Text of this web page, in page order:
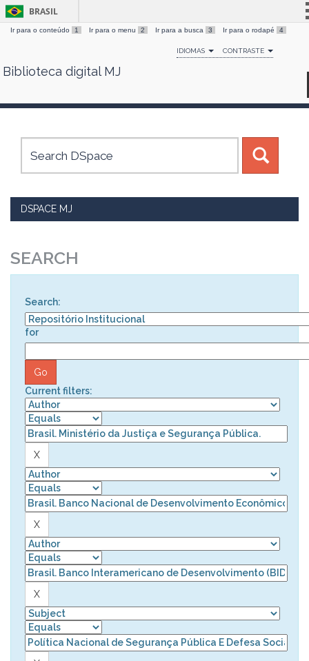
Skip
BRASIL
Simplifique!
Comunica BR
Canais
Ir para o conteúdo 1 Ir para o menu 2 Ir para a busca 3 Ir para o rodapé 4
IDIOMAS CONTRASTE
Biblioteca digital MJ
DSPACE MJ
SEARCH
Search:
for
Current filters: